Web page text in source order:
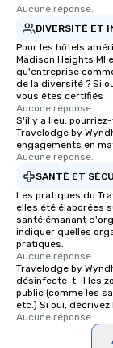
Aucune réponse.
DIVERSITÉ ET
Pour les hôtels
Madison Heights
qu'entreprise
de la diversité ? Si
vous êtes certifiés :
Aucune réponse.
S'il y a lieu,
Travelodge by
engagements en
Aucune réponse.
SANTÉ ET
Les pratiques du
elles été élaborées
santé émanant
indiquer quelles
pratiques.
Aucune réponse.
Travelodge by
désinfecte-t-il les
public (comme les
etc.) Si oui,
Aucune réponse.